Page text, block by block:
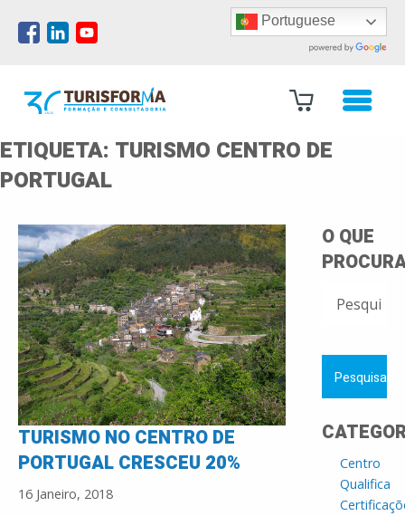
Portuguese
ETIQUETA: TURISMO CENTRO DE
PORTUGAL
TURISMO NO CENTRO DE
PORTUGAL CRESCEU 20%
16 Janeiro, 2018
O QUE
POR:
Centro
Qualifica